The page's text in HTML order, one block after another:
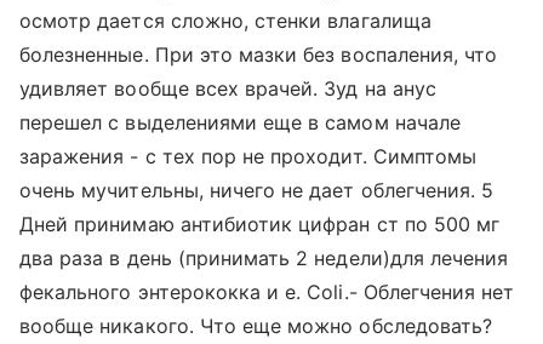
осмотр дается сложно, стенки влагалища
болезненные. При это мазки без воспаления, что
удивляет вообще всех врачей. Зуд на анус
перешел с выделениями еще в самом начале
заражения - с тех пор не проходит. Симптомы
очень мучительны, ничего не дает облегчения. 5
Дней принимаю антибиотик цифран ст по 500 мг
два раза в день (принимать 2 недели)для лечения
фекального энтерококка и е. Соli.- Облегчения нет
вообще никакого. Что еще можно обследовать?